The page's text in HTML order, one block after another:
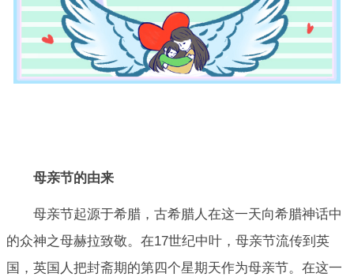
母亲节的由来
母亲节起源于希腊，古希腊人在这一天向希腊神话中
的众神之母赫拉致敬。在17世纪中叶，母亲节流传到英
国，英国人把封斋期的第四个星期天作为母亲节。在这一